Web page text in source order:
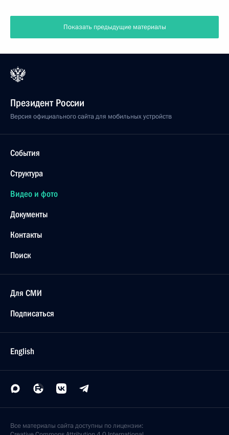
Показать предыдущие материалы
Президент России
Версия официального сайта для мобильных устройств
События
Структура
Видео и фото
Документы
Контакты
Поиск
Для СМИ
Подписаться
English
Все материалы сайта доступны по лицензии: